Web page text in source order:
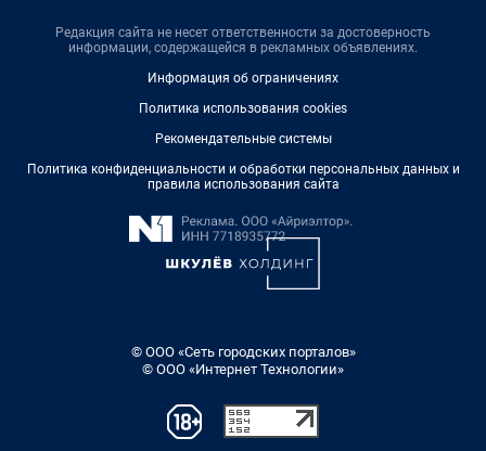
Редакция сайта не несет ответственности за достоверность
информации, содержащейся в рекламных объявлениях.
Информация об ограничениях
Политика использования cookies
Рекомендательные системы
Политика конфиденциальности и обработки персональных данных и
правила использования сайта
© ООО «Сеть городских порталов»
© ООО «Интернет Технологии»